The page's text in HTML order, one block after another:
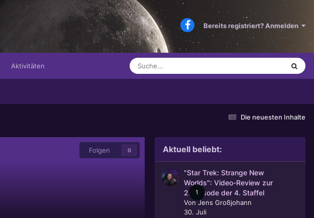
Bereits registriert? Anmelden
Aktivitäten
Die neuesten Inhalte
Folgen 0 Aktuell beliebt:
1
"Star Trek: Strange New
Worlds": Video-Review zur
2. Episode der 4. Staffel
VonJens Großjohann
30. Juli